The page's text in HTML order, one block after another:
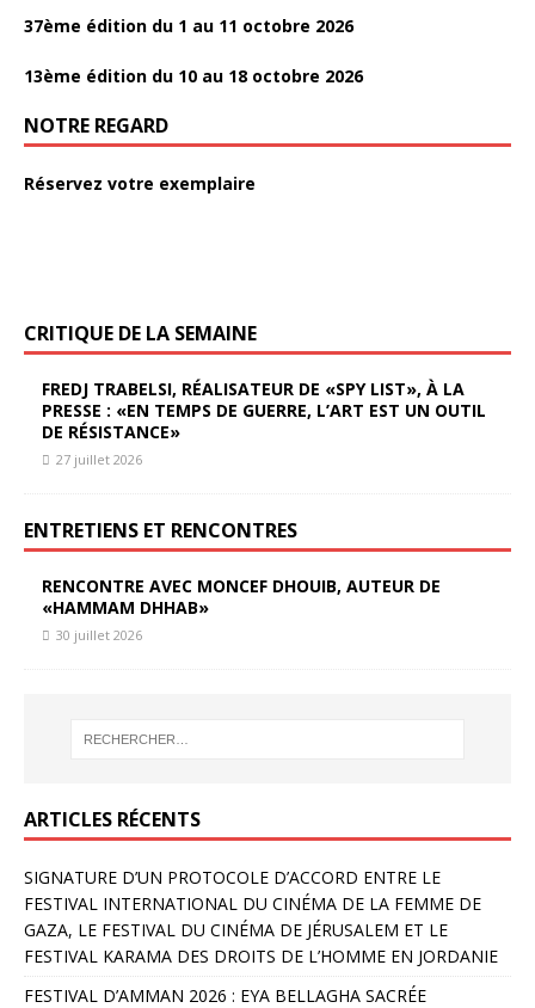
37ème édition du 1 au 11 octobre 2026
13ème édition du 10 au 18 octobre 2026
NOTRE REGARD
Réservez votre exemplaire
CRITIQUE DE LA SEMAINE
FREDJ TRABELSI, RÉALISATEUR DE «SPY LIST», À LA
PRESSE : «EN TEMPS DE GUERRE, L’ART EST UN OUTIL
DE RÉSISTANCE»
27 juillet 2026
ENTRETIENS ET RENCONTRES
RENCONTRE AVEC MONCEF DHOUIB, AUTEUR DE
«HAMMAM DHHAB»
30 juillet 2026
ARTICLES RÉCENTS
SIGNATURE D’UN PROTOCOLE D’ACCORD ENTRE LE
FESTIVAL INTERNATIONAL DU CINÉMA DE LA FEMME DE
GAZA, LE FESTIVAL DU CINÉMA DE JÉRUSALEM ET LE
FESTIVAL KARAMA DES DROITS DE L’HOMME EN JORDANIE
FESTIVAL D’AMMAN 2026 : EYA BELLAGHA SACRÉE